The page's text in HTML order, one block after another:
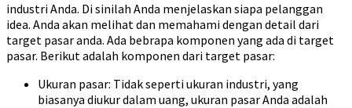
industri Anda. Di sinilah Anda menjelaskan siapa pelanggan
idea. Anda akan melihat dan memahami dengan detail dari
target pasar anda. Ada bebrapa komponen yang ada di target
pasar. Berikut adalah komponen dari target pasar:
Ukuran pasar: Tidak seperti ukuran industri, yang
biasanya diukur dalam uang, ukuran pasar Anda adalah